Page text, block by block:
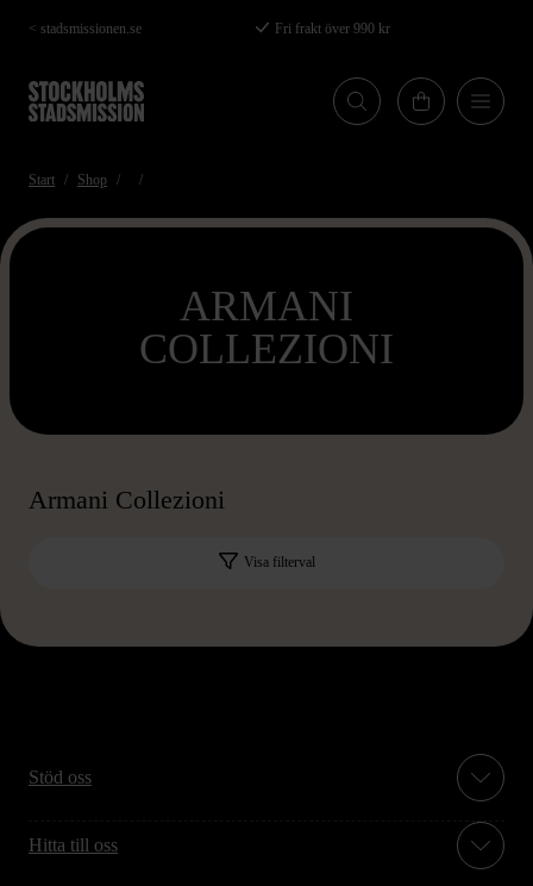
Hoppa
till
huvudinnehåll
< stadsmissionen.se Fri frakt över 990 kr
Start Shop
ARMANI
COLLEZIONI
Armani Collezioni
Visa filterval
Stöd oss
Hitta till oss